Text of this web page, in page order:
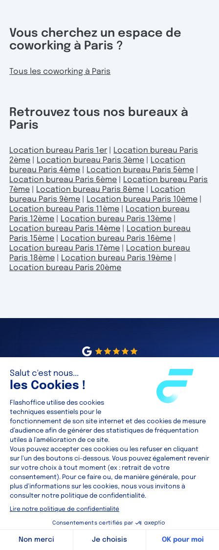
Vous cherchez un espace de
coworking à Paris ?
Tous les coworking à Paris
Retrouvez tous nos bureaux à
Paris
Location bureau Paris 1er
Location bureau Paris
2ème
Location bureau Paris 3ème
Location
bureau Paris 4ème
Location bureau Paris 5ème
Location bureau Paris 6ème
Location bureau Paris
7ème
Location bureau Paris 8ème
Location
bureau Paris 9ème
Location bureau Paris 10ème
Location bureau Paris 11ème
Location bureau
Paris 12ème
Location bureau Paris 13ème
Location bureau Paris 14ème
Location bureau
Paris 15ème
Location bureau Paris 16ème
Location bureau Paris 17ème
Location bureau
Paris 18ème
Location bureau Paris 19ème
Location bureau Paris 20ème
Prêt à vous lancer à nos côtés ?
Plus qu’une agence, nous faisons équipe avec
vous.
Voir les annonces
Parler à un expert